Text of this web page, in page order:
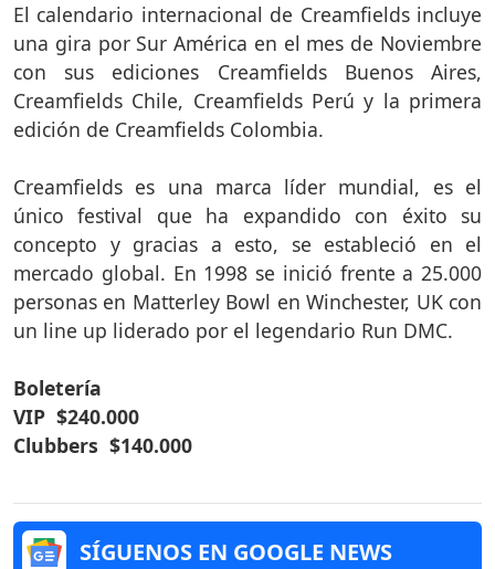
El calendario internacional de Creamfields incluye
una gira por Sur América en el mes de Noviembre
con sus ediciones Creamfields Buenos Aires,
Creamfields Chile, Creamfields Perú y la primera
edición de Creamfields Colombia.
Creamfields es una marca líder mundial, es el
único festival que ha expandido con éxito su
concepto y gracias a esto, se estableció en el
mercado global. En 1998 se inició frente a 25.000
personas en Matterley Bowl en Winchester, UK con
un line up liderado por el legendario Run DMC.
Boletería
VIP $240.000
Clubbers $140.000
SÍGUENOS EN GOOGLE NEWS